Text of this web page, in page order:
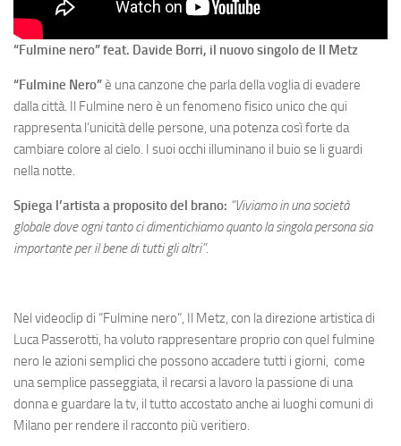
“Fulmine nero” feat. Davide Borri, il nuovo singolo de Il Metz
“Fulmine Nero”è una canzone che parla della voglia di evadere
dalla città. Il Fulmine nero è un fenomeno fisico unico che qui
rappresenta l’unicità delle persone, una potenza così forte da
cambiare colore al cielo. I suoi occhi illuminano il buio se li guardi
nella notte.
Spiega l’artista a proposito del brano: “Viviamo in una società
globale dove ogni tanto ci dimentichiamo quanto la singola persona sia
importante per il bene di tutti gli altri”.
Nel videoclip di “Fulmine nero”, Il Metz, con la direzione artistica di
Luca Passerotti, ha voluto rappresentare proprio con quel fulmine
nero le azioni semplici che possono accadere tutti i giorni, come
una semplice passeggiata, il recarsi a lavoro la passione di una
donna e guardare la tv, il tutto accostato anche ai luoghi comuni di
Milano per rendere il racconto più veritiero.